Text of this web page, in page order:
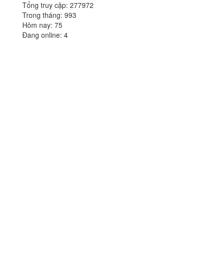
Tổng truy cập: 277972
Trong tháng: 993
Hôm nay: 75
Đang online: 4